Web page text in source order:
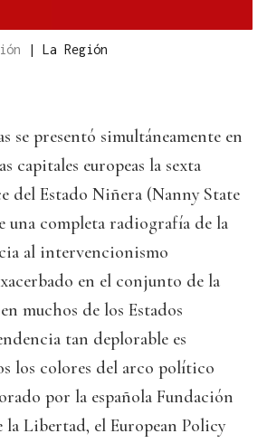
| La Región
se presentó simultáneamente en
capitales europeas la sexta
del Estado Niñera (Nanny State
una completa radiografía de la
al intervencionismo
en el conjunto de la
muchos de los Estados
tan deplorable es
los colores del arco político
por la española Fundación
la Libertad, el European Policy